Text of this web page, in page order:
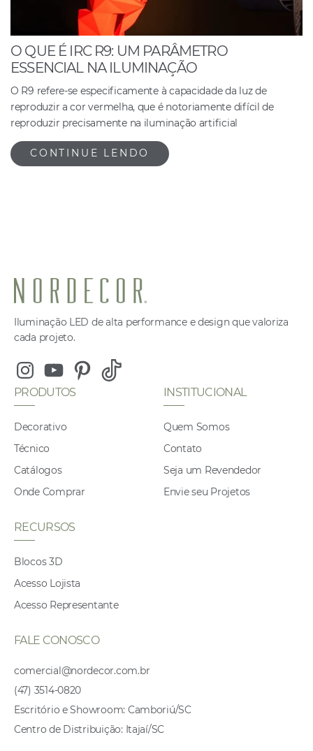
O QUE É IRC R9: UM PARÂMETRO
ESSENCIAL NA ILUMINAÇÃO
O R9 refere-se especificamente à capacidade da luz de
reproduzir a cor vermelha, que é notoriamente difícil de
reproduzir precisamente na iluminação artificial
CONTINUE LENDO
Iluminação LED de alta performance e design que valoriza
cada projeto.
InstagramYoutubePinterest
Tiktok
PRODUTOS
Decorativo
Técnico
Catálogos
Onde Comprar
INSTITUCIONAL
Quem Somos
Contato
Seja um Revendedor
Envie seu Projetos
RECURSOS
Blocos 3D
Acesso Lojista
Acesso Representante
FALE CONOSCO
comercial@nordecor.com.br
(47) 3514-0820
Escritório e Showroom: Camboriú/SC
Centro de Distribuição: Itajaí/SC